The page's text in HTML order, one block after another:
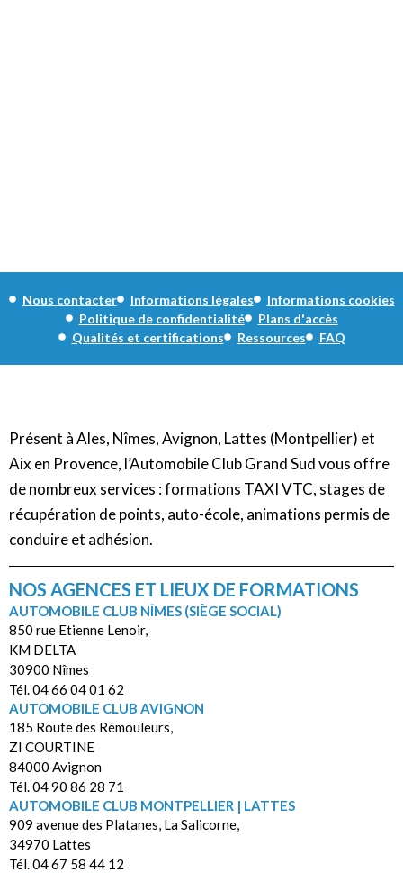
Nous contacter Informations légales
Informations cookies
Politique de confidentialité
Plans d'accès
Qualités et certifications
Ressources FAQ
Présent à Ales, Nîmes, Avignon, Lattes (Montpellier) et
Aix en Provence, l’Automobile Club Grand Sud vous offre
de nombreux services : formations TAXI VTC, stages de
récupération de points, auto-école, animations permis de
conduire et adhésion.
NOS AGENCES ET LIEUX DE FORMATIONS
AUTOMOBILE CLUB NÎMES (SIÈGE SOCIAL)
850 rue Etienne Lenoir,
KM DELTA
30900 Nîmes
Tél. 04 66 04 01 62
AUTOMOBILE CLUB AVIGNON
185 Route des Rémouleurs,
ZI COURTINE
84000 Avignon
Tél. 04 90 86 28 71
AUTOMOBILE CLUB MONTPELLIER | LATTES
909 avenue des Platanes, La Salicorne,
34970 Lattes
Tél. 04 67 58 44 12